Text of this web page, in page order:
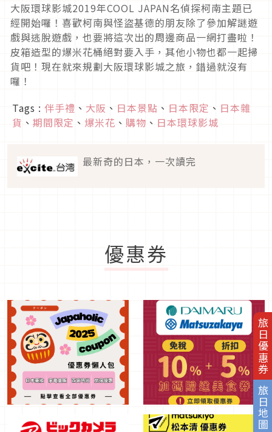
旅日優惠券
旅日地圖
大阪環球影城2019年COOL JAPAN名偵探柯南主題已
經開始囉！喜歡柯南與怪盜基德的朋友除了參加解謎遊
戲與逃脫遊戲，也要將這次出的周邊商品一網打盡啦！
皮箱造型的爆米花桶絕對要入手，其他小物也都一起掃
貨吧！現在就來規劃大阪環球影城之旅，錯過就沒有
囉！
Tags : 伴手禮 、 大阪 、 日本景點 、 日本限定 、 日本雜
貨 、 期間限定 、 爆米花 、 購物 、 日本環球影城
最新奇的日本，一次讀完
優惠券